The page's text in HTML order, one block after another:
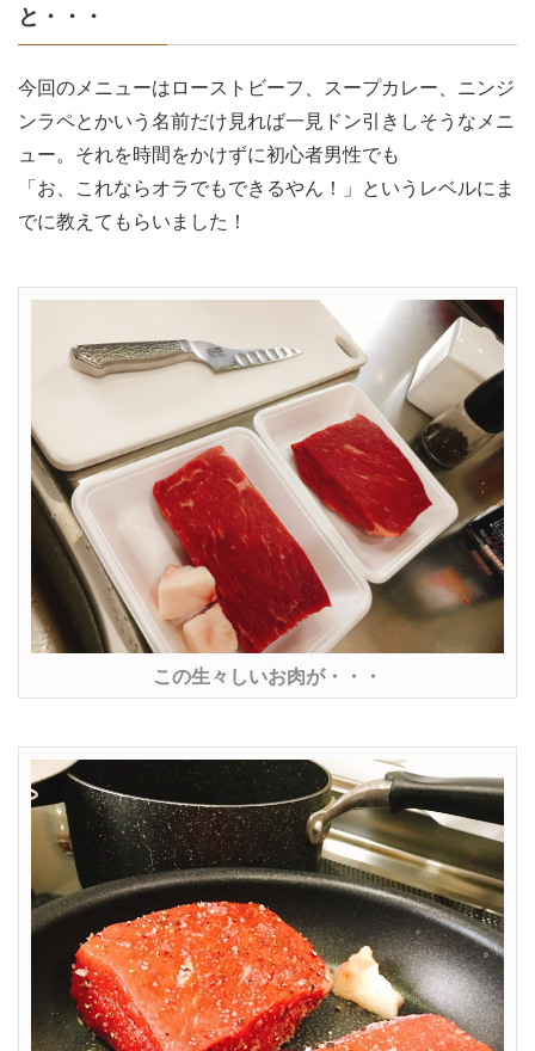
と・・・
今回のメニューはローストビーフ、スープカレー、ニンジ
ンラペとかいう名前だけ見れば一見ドン引きしそうなメニ
ュー。それを時間をかけずに初心者男性でも
「お、これならオラでもできるやん！」というレベルにま
でに教えてもらいました！
この生々しいお肉が・・・